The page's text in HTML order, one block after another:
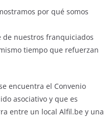
por qué somos
nuestros franquiciados
tiempo que refuerzan
encuentra el Convenio
asociativo y que es
entre un local Alfil.be y una